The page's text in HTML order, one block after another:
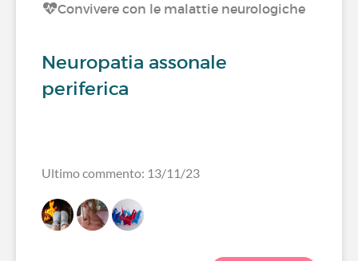
Convivere con le malattie neurologiche
Neuropatia assonale
periferica
Ultimo commento: 13/11/23